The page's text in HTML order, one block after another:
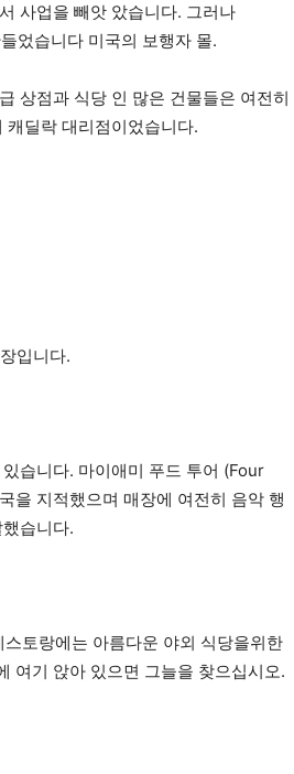
사업을 빼앗 았습니다. 그러나
었습니다 미국의 보행자 몰.
상점과 식당 인 많은 건물들은 여전히
딜락 대리점이었습니다.
입니다.
습니다. 마이애미 푸드 투어 (Four
을 지적했으며 매장에 여전히 음악 행
습니다.
토랑에는 아름다운 야외 식당을위한
여기 앉아 있으면 그늘을 찾으십시오.